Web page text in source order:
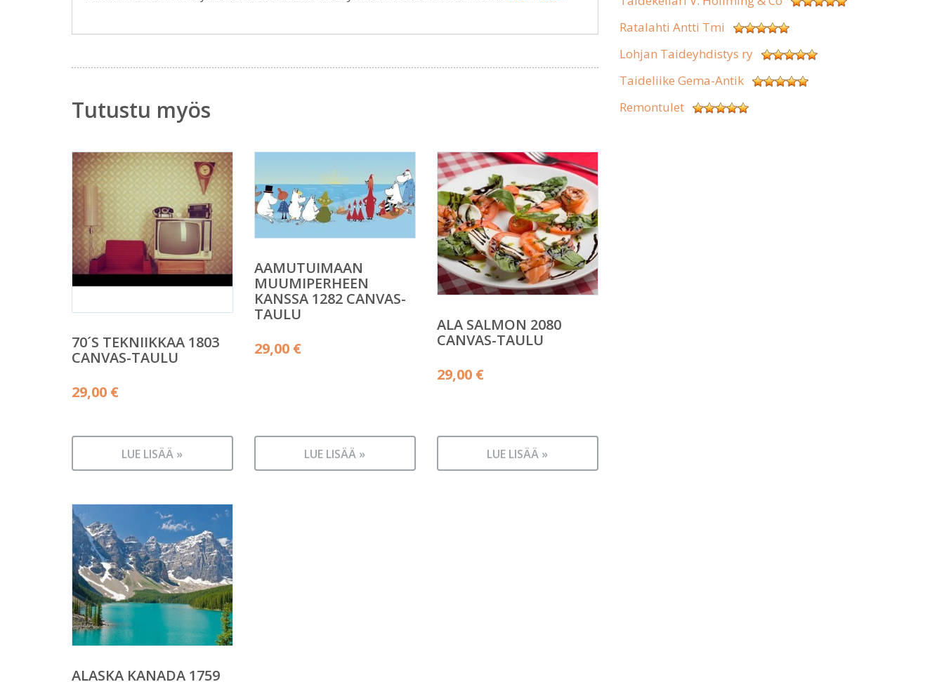
Tutustu myös
70´S TEKNIIKKAA 1803
CANVAS-TAULU
29,00 €
LUE LISÄÄ »
AAMUTUIMAAN
MUUMIPERHEEN
KANSSA 1282 CANVAS-
TAULU
29,00 €
LUE LISÄÄ »
ALA SALMON 2080
CANVAS-TAULU
29,00 €
LUE LISÄÄ »
ALASKA KANADA 1759
Ratalahti Antti Tmi
Lohjan Taideyhdistys ry
Taideliike Gema-Antik
Remontulet